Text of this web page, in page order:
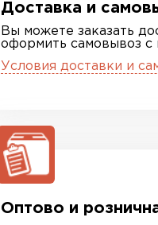
Доставка и
Вы можете заказать
оформить самовывоз с
Условия доставки и
Оптово и